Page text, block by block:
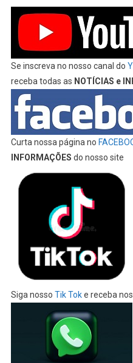
Se inscreva no nosso canal do
receba todas as NOTÍCIAS e
Curta nossa página no
INFORMAÇÕES do nosso site
Siga nosso Tik Toke receba